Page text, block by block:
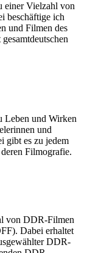
einer Vielzahl von
beschäftige ich
und Filmen des
Leben und Wirken
und
gibt es zu jedem
Filmografie.
von DDR-Filmen
Dabei erhaltet
DDR-